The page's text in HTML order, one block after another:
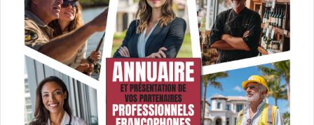
Hammer, Nazanin Boniadi.
[ot-video type= »youtube »
url= »https://youtu.be/A8IxhVslvro »]
Le 22 mars :